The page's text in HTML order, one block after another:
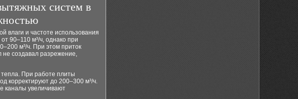
систем в
влаги и частоте использования
90–110 м³/ч, однако при
м³/ч. При этом приток
не создавал разрежение,
При работе плиты
корректируют до 200–300 м³/ч.
каналы увеличивают